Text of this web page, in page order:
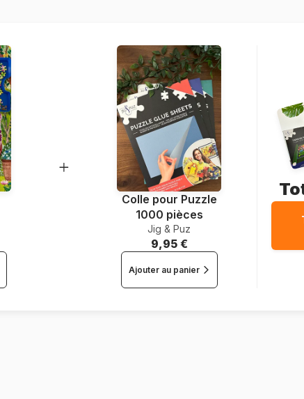
Colle pour Puzzle
1000 pièces
Jig & Puz
9,95 €
Ajouter au panier